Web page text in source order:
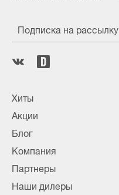
Подписка на рассылку
Хиты
Акции
Блог
Компания
Партнеры
Наши дилеры